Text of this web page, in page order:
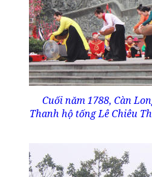
Cuối năm 1788, Càn
Thanh hộ tống Lê Chiêu